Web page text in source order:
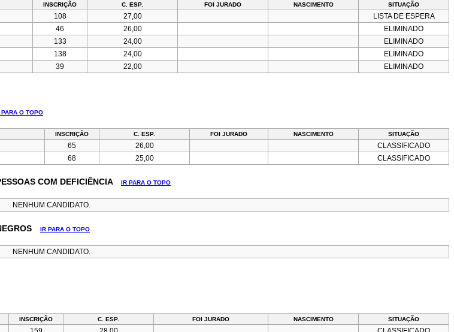
INSCRIÇÃO C. ESP. FOI JURADO NASCIMENTO SITUAÇÃO
108 27,00
LISTA DE ESPERA
46 26,00
ELIMINADO
133 24,00
ELIMINADO
138 24,00
ELIMINADO
39 22,00 ELIMINADO
PARA O TOPO
INSCRIÇÃO C. ESP. FOI JURADO NASCIMENTO SITUAÇÃO
65 26,00
CLASSIFICADO
68 25,00 CLASSIFICADO
COM DEFICIÊNCIA IR PARA O TOPO
NENHUM CANDIDATO.
IR PARA O TOPO
NENHUM CANDIDATO.
INSCRIÇÃO C. ESP. FOI JURADO NASCIMENTO SITUAÇÃO